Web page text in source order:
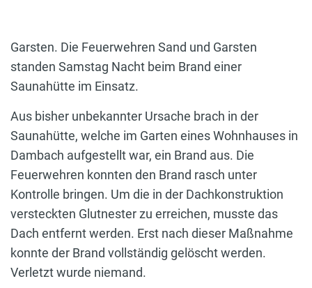
Garsten. Die Feuerwehren Sand und Garsten
standen Samstag Nacht beim Brand einer
Saunahütte im Einsatz.
Aus bisher unbekannter Ursache brach in der
Saunahütte, welche im Garten eines Wohnhauses in
Dambach aufgestellt war, ein Brand aus. Die
Feuerwehren konnten den Brand rasch unter
Kontrolle bringen. Um die in der Dachkonstruktion
versteckten Glutnester zu erreichen, musste das
Dach entfernt werden. Erst nach dieser Maßnahme
konnte der Brand vollständig gelöscht werden.
Verletzt wurde niemand.